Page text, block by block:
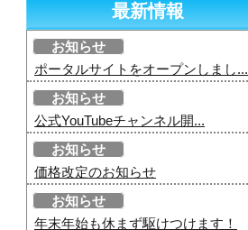
最新情報
お知らせ
ポータルサイトをオープンしまし...
お知らせ
公式YouTubeチャンネル開...
お知らせ
価格改定のお知らせ
お知らせ
年末年始も休まず駆けつけます！